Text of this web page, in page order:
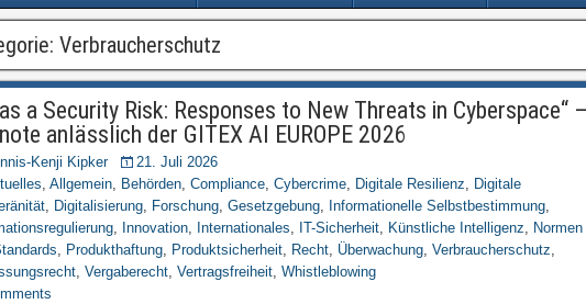
Verbraucherschutz
a Security Risk: Responses to New Threats in Cyberspace“ –
anlässlich der GITEX AI EUROPE 2026
Kenji Kipker
21. Juli 2026
, Allgemein, Behörden, Compliance, Cybercrime, Digitale Resilienz, Digitale
, Digitalisierung, Forschung, Gesetzgebung, Informationelle Selbstbestimmung,
, Innovation, Internationales, IT-Sicherheit, Künstliche Intelligenz, Normen
, Produkthaftung, Produktsicherheit, Recht, Überwachung, Verbraucherschutz,
, Vergaberecht, Vertragsfreiheit, Whistleblowing